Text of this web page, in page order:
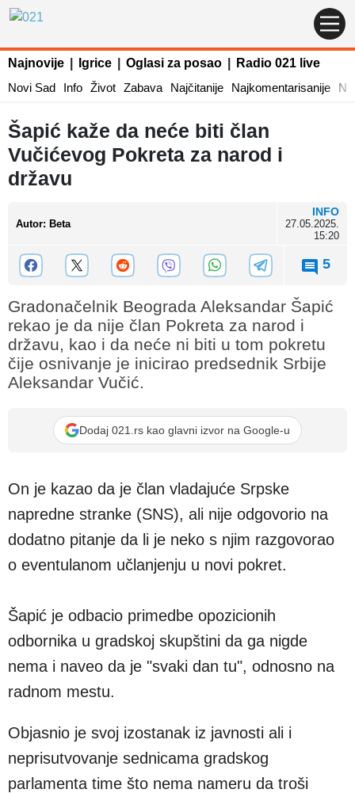
Najnovije Igrice Oglasi za posao
Radio 021 live
Novi Sad
Info Život Zabava Najčitanije Najkomentarisanije
Šapić kaže da neće biti član
Vučićevog Pokreta za narod i
državu
Autor: Beta
INFO
27.05.2025.
15:20
5
Gradonačelnik Beograda Aleksandar Šapić
rekao je da nije član Pokreta za narod i
državu, kao i da neće ni biti u tom pokretu
čije osnivanje je inicirao predsednik Srbije
Aleksandar Vučić.
Dodaj 021.rs kao glavni izvor na Google-u
On je kazao da je član vladajuće Srpske
napredne stranke (SNS), ali nije odgovorio na
dodatno pitanje da li je neko s njim razgovorao
o eventulanom učlanjenju u novi pokret.
Šapić je odbacio primedbe opozicionih
odbornika u gradskoj skupštini da ga nigde
nema i naveo da je "svaki dan tu", odnosno na
radnom mestu.
Objasnio je svoj izostanak iz javnosti ali i
neprisutvovanje sednicama gradskog
parlamenta time što nema nameru da troši